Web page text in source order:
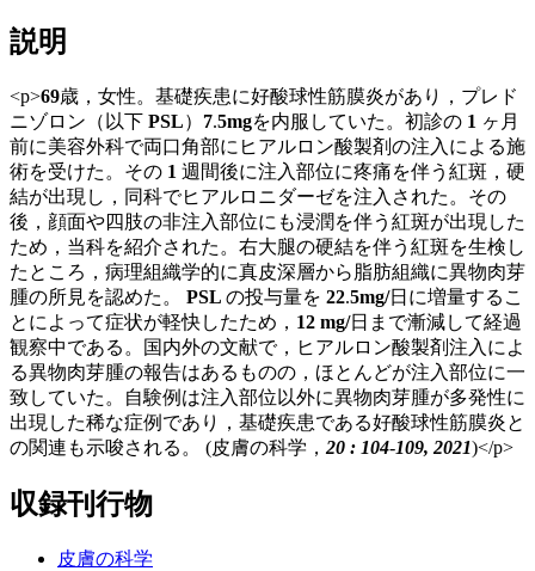
説明
<p>69歳，女性。基礎疾患に好酸球性筋膜炎があり，プレド
ニゾロン（以下 PSL） 7.5mgを内服していた。初診の 1 ヶ月
前に美容外科で両口角部にヒアルロン酸製剤の注入による施
術を受けた。その 1 週間後に注入部位に疼痛を伴う紅斑，硬
結が出現し，同科でヒアルロニダーゼを注入された。その
後，顔面や四肢の非注入部位にも浸潤を伴う紅斑が出現した
ため，当科を紹介された。右大腿の硬結を伴う紅斑を生検し
たところ，病理組織学的に真皮深層から脂肪組織に異物肉芽
腫の所見を認めた。 PSL の投与量を 22.5mg/日に増量するこ
とによって症状が軽快したため， 12 mg/日まで漸減して経過
観察中である。国内外の文献で，ヒアルロン酸製剤注入によ
る異物肉芽腫の報告はあるものの，ほとんどが注入部位に一
致していた。自験例は注入部位以外に異物肉芽腫が多発性に
出現した稀な症例であり，基礎疾患である好酸球性筋膜炎と
の関連も示唆される。 (皮膚の科学， 20 : 104-109, 2021)</p>
収録刊行物
皮膚の科学